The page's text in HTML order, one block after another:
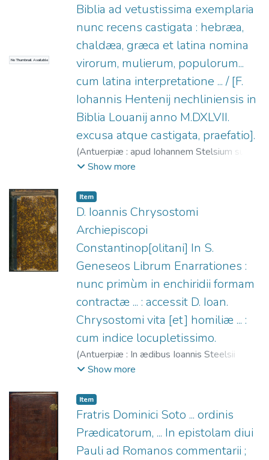
No Thumbnail Available
Biblia ad vetustissima exemplaria
nunc recens castigata : hebræa,
chaldæa, græca et latina nomina
virorum, mulierum, populorum...
cum latina interpretatione ... / [F.
Iohannis Hentenij nechliniensis in
Biblia Louanij anno M.DXLVII.
excusa atque castigata, praefatio].
(Antuerpiæ : apud Iohannem Stelsium sub
scuto Burgundiæ,
1500?-1562
Show more
Item
D. Ioannis Chrysostomi
Archiepiscopi
Constantinop[olitani] In S.
Geneseos Librum Enarrationes :
nunc primùm in enchiridii formam
contractæ ... : accessit D. Ioan.
Chrysostomi vita [et] homiliæ ... :
cum indice locupletissimo.
(Antuerpiæ : In ædibus Ioannis Steelsii
(Typis Ioan[nis] Graphei),
Joannes, 1500?-1562
fl. 1527-1569
Show more
Item
Fratris Dominici Soto ... ordinis
Prædicatorum, ... In epistolam diui
Pauli ad Romanos commentarii ;